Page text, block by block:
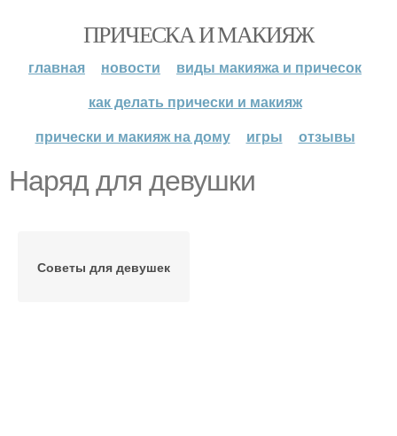
ПРИЧЕСКА И МАКИЯЖ
главная новости
виды макияжа и причесок
как делать прически и макияж
прически и макияж на дому
игры отзывы
Наряд для девушки
Советы для девушек